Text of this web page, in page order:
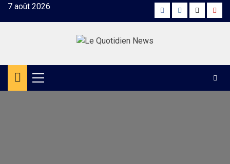
Skip7 août 2026 FacebookInstagram
Twitter
Primary
Menu